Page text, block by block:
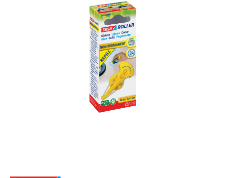
Bildergalerie überspringen